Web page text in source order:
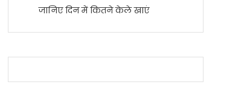
जानिए दिन में कितने केले खाएं